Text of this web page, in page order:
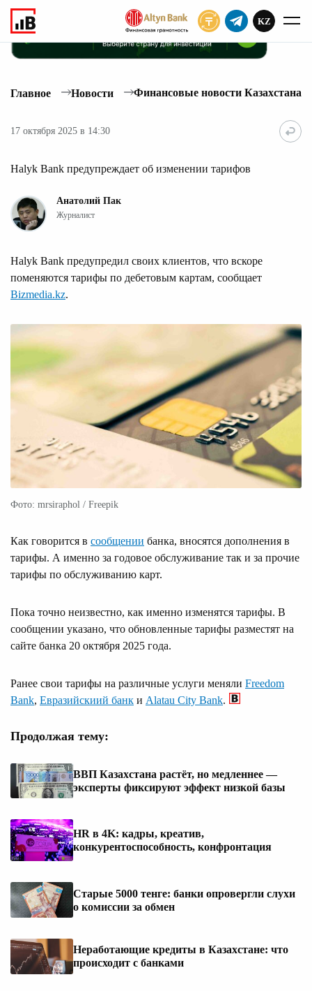
KZ
Главное Новости Финансовые новости Казахстана
17 октября 2025 в 14:30
Halyk Bank предупреждает об изменении тарифов
Анатолий Пак
Журналист
Halyk Bank предупредил своих клиентов, что вскоре
поменяются тарифы по дебетовым картам, сообщает
Bizmedia.kz.
Фото: mrsiraphol / Freepik
Как говорится в сообщении банка, вносятся дополнения в
тарифы. А именно за годовое обслуживание так и за прочие
тарифы по обслуживанию карт.
Пока точно неизвестно, как именно изменятся тарифы. В
сообщении указано, что обновленные тарифы разместят на
сайте банка 20 октября 2025 года.
Ранее свои тарифы на различные услуги меняли Freedom
Bank, Евразийскиий банк и Alatau City Bank.
Продолжая тему:
ВВП Казахстана растёт, но медленнее —
эксперты фиксируют эффект низкой базы
HR в 4K: кадры, креатив,
конкурентоспособность, конфронтация
Старые 5000 тенге: банки опровергли слухи
о комиссии за обмен
Неработающие кредиты в Казахстане: что
происходит с банками